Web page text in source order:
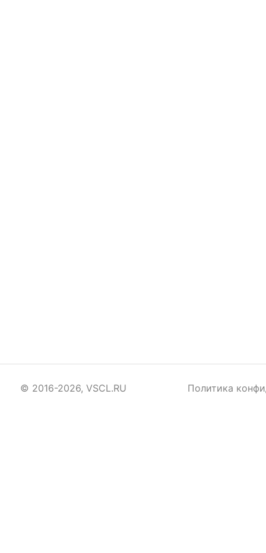
© 2016-2026, VSCL.RU Политика